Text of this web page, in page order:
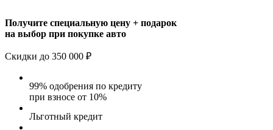
Получите специальную цену + подарок
на выбор при покупке авто
Скидки до 350 000 ₽
99% одобрения по кредиту
при взнoсе от 10%
Льготный кредит